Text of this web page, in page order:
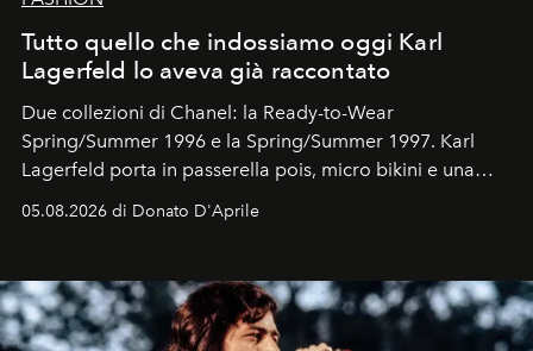
Tutto quello che indossiamo oggi Karl
Lagerfeld lo aveva già raccontato
Due collezioni di Chanel: la Ready-to-Wear
Spring/Summer 1996 e la Spring/Summer 1997. Karl
Lagerfeld porta in passerella pois, micro bikini e una
logomania pensata per la spiaggia
Kate, Claudia e Carla una dietro l'altra. Trent'anni dopo,
uno dei documenti più contemporanei che abbiamo.
05.08.2026 di Donato D'Aprile